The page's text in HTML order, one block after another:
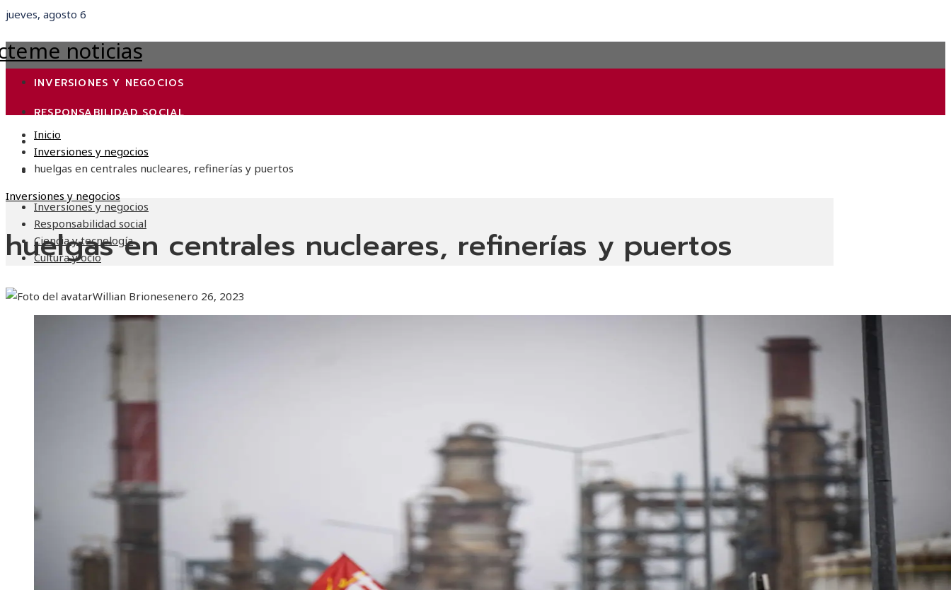
jueves, agosto 6
INVERSIONES Y NEGOCIOS
RESPONSABILIDAD SOCIAL
CIENCIA Y TECNOLOGÍA
CULTURA Y OCIO
Inversiones y negocios
Responsabilidad social
Ciencia y tecnología
Cultura y ocio
Inicio
Inversiones y negocios
huelgas en centrales nucleares, refinerías y puertos
Inversiones y negocios
huelgas en centrales nucleares, refinerías y puertos
Willian Brionesenero 26, 2023